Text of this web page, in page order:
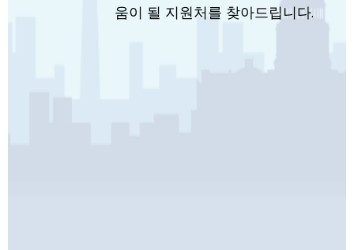
움이 될 지원처를 찾아드립니다.